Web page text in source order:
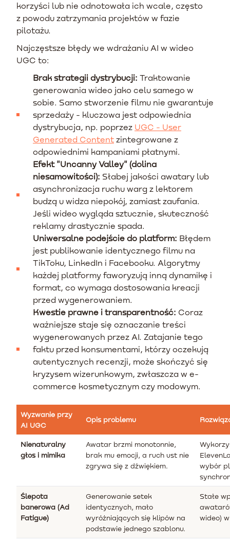
korzyści lub nie odnotowała ich wcale, często
z powodu zatrzymania projektów w fazie
pilotażu.
Najczęstsze błędy we wdrażaniu AI w wideo
UGC to:
Brak strategii dystrybucji: Traktowanie
generowania wideo jako celu samego w
sobie. Samo stworzenie filmu nie gwarantuje
sprzedaży - kluczowa jest odpowiednia
dystrybucja, np. poprzez UGC - User
Generated Content zintegrowane z
odpowiednimi kampaniami płatnymi.
Efekt "Uncanny Valley" (dolina
niesamowitości): Słabej jakości awatary lub
asynchronizacja ruchu warg z lektorem
budzą u widza niepokój, zamiast zaufania.
Jeśli wideo wygląda sztucznie, skuteczność
reklamy drastycznie spada.
Uniwersalne podejście do platform: Błędem
jest publikowanie identycznego filmu na
TikToku, LinkedIn i Facebooku. Algorytmy
każdej platformy faworyzują inną dynamikę i
format, co wymaga dostosowania kreacji
przed wygenerowaniem.
Kwestie prawne i transparentność: Coraz
ważniejsze staje się oznaczanie treści
wygenerowanych przez AI. Zatajanie tego
faktu przed konsumentami, którzy oczekują
autentycznych recenzji, może skończyć się
kryzysem wizerunkowym, zwłaszcza w e-
commerce kosmetycznym czy modowym.
Wyzwanie przy
AI UGC
Opis problemu
Nienaturalny
głos i mimika
Awatar brzmi monotonnie,
brak mu emocji, a ruch ust nie
zgrywa się z dźwiękiem.
wybór
Ślepota
banerowa (Ad
Fatigue)
Generowanie setek
identycznych, mało
wyróżniających się klipów na
podstawie jednego szablonu.
Stałe
wideo)